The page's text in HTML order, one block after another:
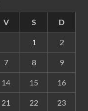
V S D
1 2
7 8 9
14 15 16
21 22 23